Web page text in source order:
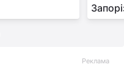
Реклама